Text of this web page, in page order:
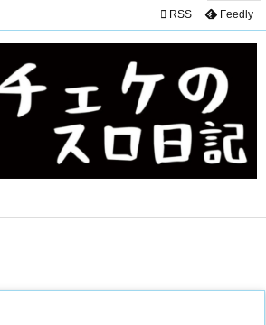
 RSS Feedly